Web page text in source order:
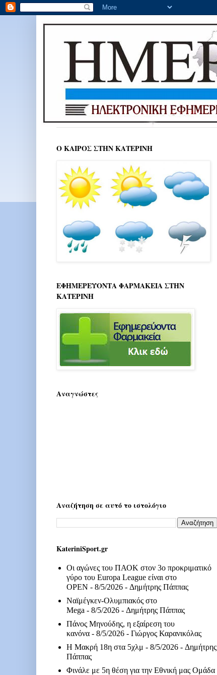
Ο ΚΑΙΡΟΣ ΣΤΗΝ ΚΑΤΕΡΙΝΗ
ΕΦΗΜΕΡΕΥΟΝΤΑ ΦΑΡΜΑΚΕΙΑ ΣΤΗΝ
ΚΑΤΕΡΙΝΗ
Αναγνώστες
Αναζήτηση σε αυτό το ιστολόγιο
KateriniSport.gr
Οι αγώνες του ΠΑΟΚ στον 3ο προκριματικό
γύρο του Europa League είναι στο
OPEN - 8/5/2026 - Δημήτρης Πάππας
Ναϊμέγκεν-Ολυμπιακός στο
Mega - 8/5/2026 - Δημήτρης Πάππας
Πάνος Μηνούδης, η εξαίρεση του
κανόνα - 8/5/2026 - Γιώργος Καρανικόλας
Η Μακρή 18η στα 5χλμ - 8/5/2026 - Δημήτρης
Πάππας
Φινάλε με 5η θέση για την Εθνική μας Ομάδα